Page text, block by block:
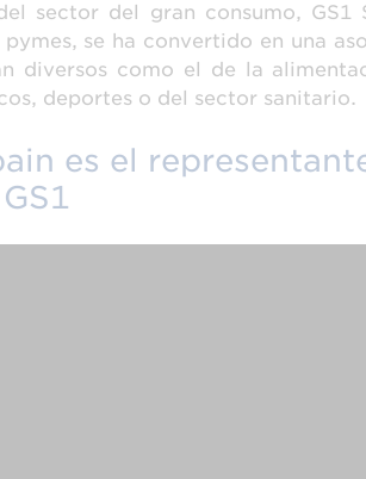
sector del gran consumo,
se ha convertido en una
diversos como el de la
deportes o del sector sanitario.
es el